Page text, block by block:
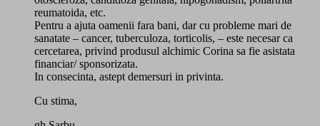
reumatoida, etc.
Pentru a ajuta oamenii fara bani, dar cu probleme mari de
sanatate – cancer, tuberculoza, torticolis, – este necesar ca
cercetarea, privind produsul alchimic Corina sa fie asistata
financiar/ sponsorizata.
In consecinta, astept demersuri in privinta.
Cu stima,